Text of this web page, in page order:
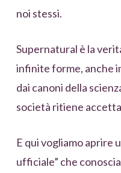
noi stessi.
Supernatural è la
infinite forme, anche
dai canoni della
società ritiene
E qui vogliamo aprire
ufficiale” che